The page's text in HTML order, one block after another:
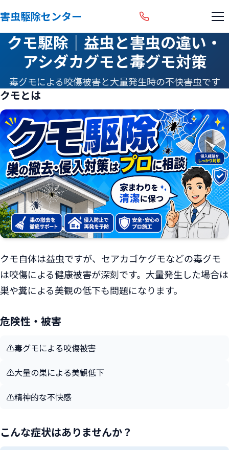
害虫駆除センター
クモ駆除｜益虫と害虫の違い・
アシダカグモと毒グモ対策
毒グモによる咬傷被害と大量発生時の不快害虫です
クモとは
クモ自体は益虫ですが、セアカゴケグモなどの毒グモ
は咬傷による健康被害が深刻です。大量発生した場合は
巣や糞による美観の低下も問題になります。
危険性・被害
⚠️毒グモによる咬傷被害
⚠️大量の巣による美観低下
⚠️精神的な不快感
こんな症状はありませんか？